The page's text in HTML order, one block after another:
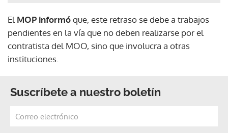
El MOP informóque, este retraso se debe a trabajos
pendientes en la vía que no deben realizarse por el
contratista del MOO, sino que involucra a otras
instituciones.
Suscríbete a nuestro boletín